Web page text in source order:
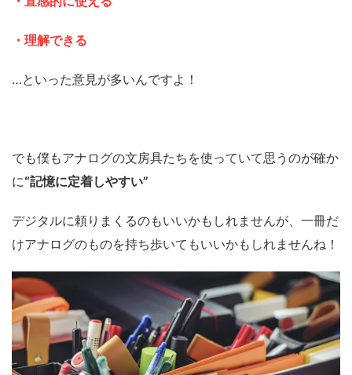
・理解できる
…といった意見が多いんですよ！
でも僕もアナログの文房具たちを使っていて思うのが確か
に“記憶に定着しやすい”
デジタルに頼りまくるのもいいかもしれませんが、一冊だ
けアナログのものを持ち歩いてもいいかもしれませんね！